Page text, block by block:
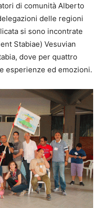
di comunità Alberto
delle regioni
si sono incontrate
Stabiae) Vesuvian
dove per quattro
esperienze ed emozioni.